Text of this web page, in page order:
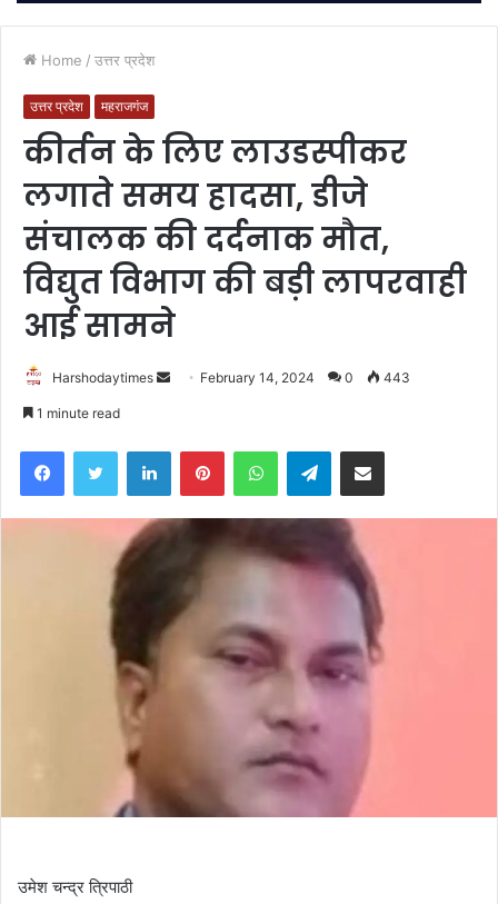
Home / उत्तर प्रदेश
उत्तर प्रदेश महराजगंज
कीर्तन के लिए लाउडस्पीकर
लगाते समय हादसा, डीजे
संचालक की दर्दनाक मौत,
विद्युत विभाग की बड़ी लापरवाही
आई सामने
Harshodaytimes
Send February 14, 2024 0 443
1 minute read
FacebookTwitter LinkedInPinterestWhatsAppTelegramShare via Email
उमेश चन्द्र त्रिपाठी